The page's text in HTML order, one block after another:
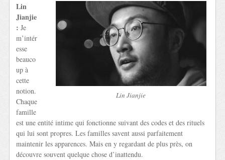
Lin Jianjie
Lin
Jianjie
: Je
m’intér
esse
beauco
up à
cette
notion.
Chaque
famille
est une entité intime qui fonctionne suivant des codes et des rituels
qui lui sont propres. Les familles savent aussi parfaitement
maintenir les apparences. Mais en y regardant de plus près, on
découvre souvent quelque chose d’inattendu.